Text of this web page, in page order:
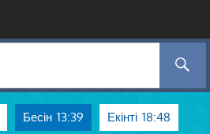
Бесін 13:39 Екінті 18:48